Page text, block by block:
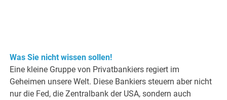
Was Sie nicht wissen sollen!
Eine kleine Gruppe von Privatbankiers regiert im
Geheimen unsere Welt. Diese Bankiers steuern aber nicht
nur die Fed, die Zentralbank der USA, sondern auch